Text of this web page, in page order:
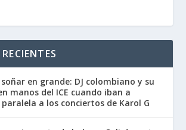
en grande: DJ colombiano y su
manos del ICE cuando iban a
a los conciertos de Karol G